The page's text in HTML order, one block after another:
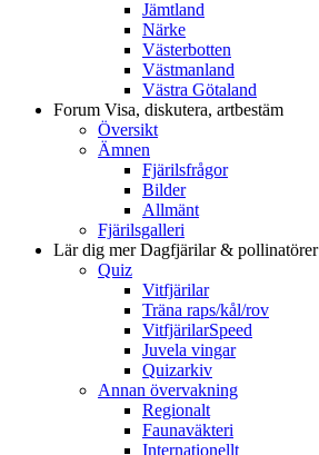
Jämtland
Närke
Västerbotten
Västmanland
Västra Götaland
Forum Visa, diskutera, artbestäm
Översikt
Ämnen
Fjärilsfrågor
Bilder
Allmänt
Fjärilsgalleri
Lär dig merDagfjärilar & pollinatörer
Quiz
Vitfjärilar
Träna raps/kål/rov
VitfjärilarSpeed
Juvela vingar
Quizarkiv
Annan övervakning
Regionalt
Faunaväkteri
Internationellt